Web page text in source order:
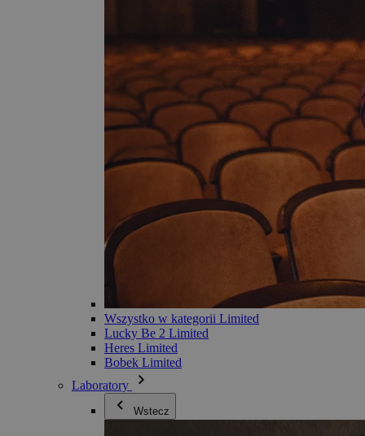
Wszystko w kategorii Limited
Lucky Be 2 Limited
Heres Limited
Bobek Limited
Laboratory
Wstecz